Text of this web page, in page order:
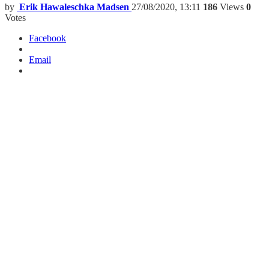
by Erik Hawaleschka Madsen 27/08/2020, 13:11 186 Views 0
Votes
Facebook
Email